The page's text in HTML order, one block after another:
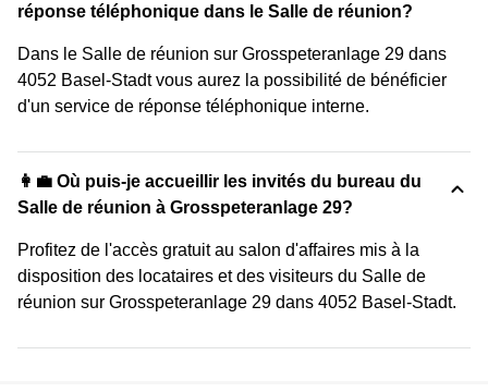
réponse téléphonique dans le Salle de réunion?
Dans le Salle de réunion sur Grosspeteranlage 29 dans
4052 Basel-Stadt vous aurez la possibilité de bénéficier
d'un service de réponse téléphonique interne.
👩‍💼 Où puis-je accueillir les invités du bureau du
Salle de réunion à Grosspeteranlage 29?
Profitez de l'accès gratuit au salon d'affaires mis à la
disposition des locataires et des visiteurs du Salle de
réunion sur Grosspeteranlage 29 dans 4052 Basel-Stadt.